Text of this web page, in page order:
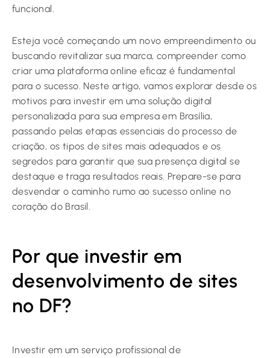
funcional.
Esteja você começando um novo empreendimento ou
buscando revitalizar sua marca, compreender como
criar uma plataforma online eficaz é fundamental
para o sucesso. Neste artigo, vamos explorar desde os
motivos para investir em uma solução digital
personalizada para sua empresa em Brasília,
passando pelas etapas essenciais do processo de
criação, os tipos de sites mais adequados e os
segredos para garantir que sua presença digital se
destaque e traga resultados reais. Prepare-se para
desvendar o caminho rumo ao sucesso online no
coração do Brasil.
Por que investir em
desenvolvimento de sites
no DF?
Investir em um serviço profissional de